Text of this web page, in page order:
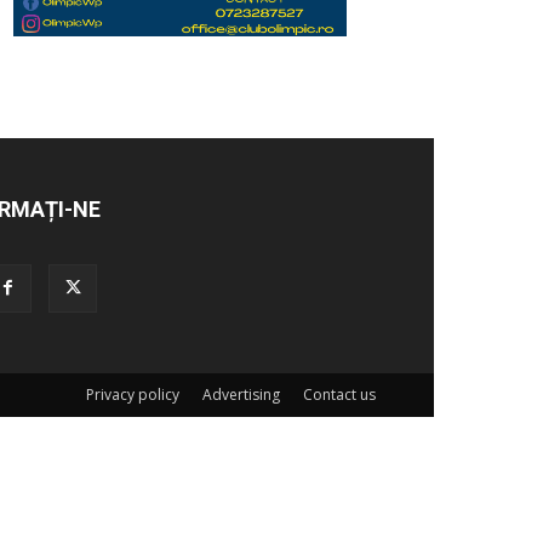
NE
Privacy policy Advertising Contact us